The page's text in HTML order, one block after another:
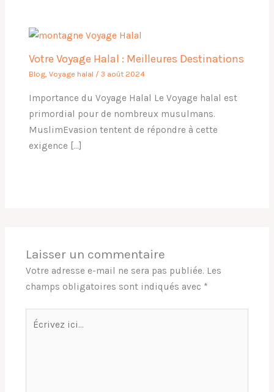
Votre Voyage Halal : Meilleures Destinations
Blog,Voyage halal /3 août 2024
Importance du Voyage Halal Le Voyage halal est
primordial pour de nombreux musulmans.
MuslimEvasion tentent de répondre à cette
exigence […]
Laisser un commentaire
Votre adresse e-mail ne sera pas publiée. Les
champs obligatoires sont indiqués avec *
Écrivez